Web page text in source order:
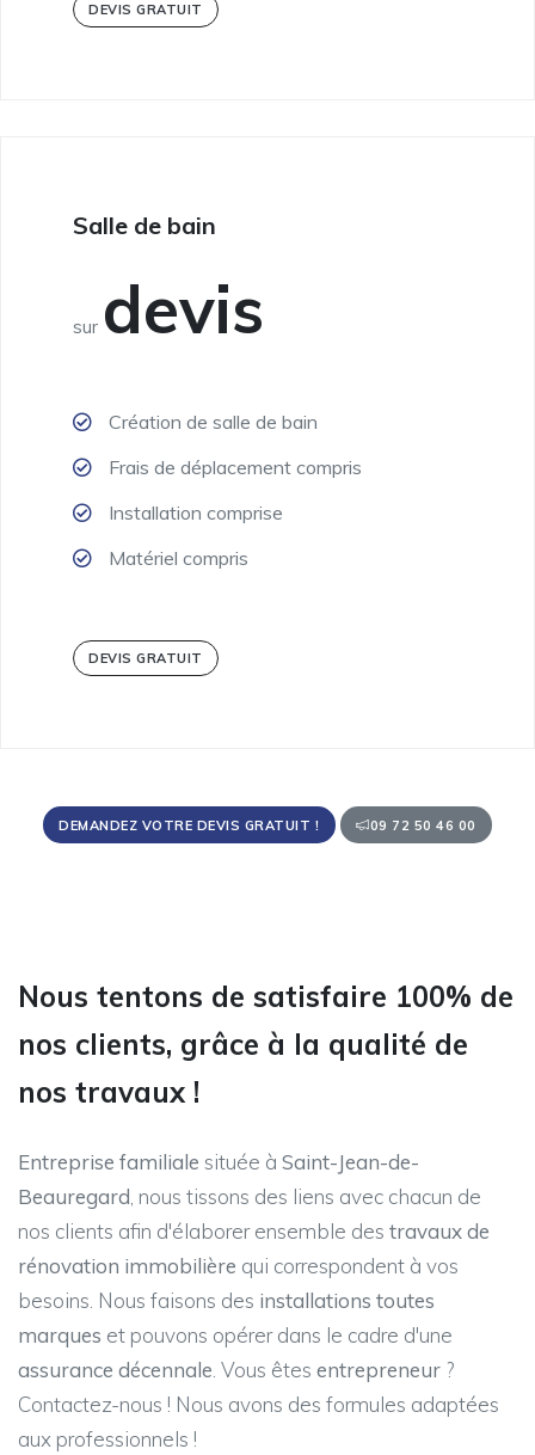
DEVIS GRATUIT
Salle de bain
sur devis
Création de salle de bain
Frais de déplacement compris
Installation comprise
Matériel compris
DEVIS GRATUIT
DEMANDEZ VOTRE DEVIS GRATUIT ! 09 72 50 46 00
Nous tentons de satisfaire 100% de
nos clients, grâce à la qualité de
nos travaux !
Entreprise familiale située à Saint-Jean-de-
Beauregard, nous tissons des liens avec chacun de
nos clients afin d'élaborer ensemble des travaux de
rénovation immobilière qui correspondent à vos
besoins. Nous faisons des installations toutes
marques et pouvons opérer dans le cadre d'une
assurance décennale. Vous êtes entrepreneur ?
Contactez-nous ! Nous avons des formules adaptées
aux professionnels !